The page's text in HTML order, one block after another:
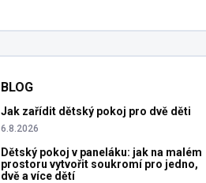
BLOG
Jak zařídit dětský pokoj pro dvě děti
6.8.2026
Dětský pokoj v paneláku: jak na malém
prostoru vytvořit soukromí pro jedno,
dvě a více dětí